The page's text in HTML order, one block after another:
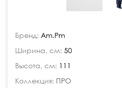
Бренд: Am.Pm
Ширина, см: 50
Высота, см: 111
Коллекция: ПРО